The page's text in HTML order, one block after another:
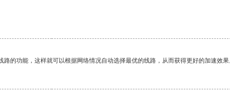
的功能，这样就可以根据网络情况自动选择最优的线路，从而获得更好的加速效果